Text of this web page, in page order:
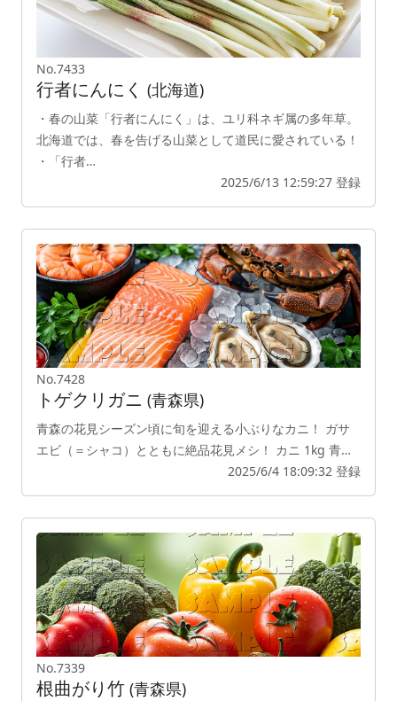
No.7433
行者にんにく (北海道)
・春の山菜「行者にんにく」は、ユリ科ネギ属の多年草。
北海道では、春を告げる山菜として道民に愛されている！
・「行者…
2025/6/13 12:59:27 登録
No.7428
トゲクリガニ (青森県)
青森の花見シーズン頃に旬を迎える小ぶりなカニ！ ガサ
エビ（＝シャコ）とともに絶品花見メシ！ カニ 1kg 青…
2025/6/4 18:09:32 登録
No.7339
根曲がり竹 (青森県)